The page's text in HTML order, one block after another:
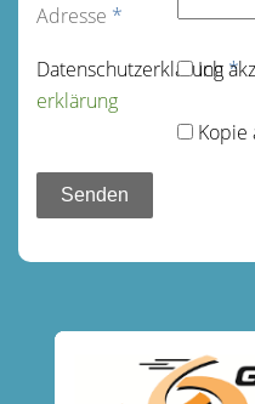
Adresse *
Datenschutz­erklärung*
Ich
erklärung
Kopie